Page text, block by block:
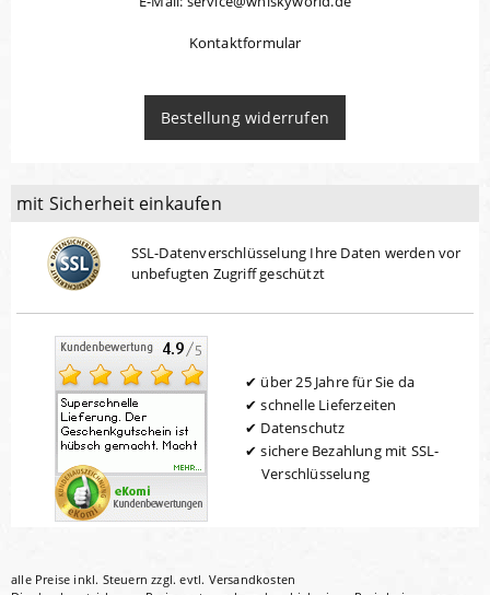
Kontaktformular
Bestellung widerrufen
mit Sicherheit einkaufen
SSL-Datenverschlüsselung Ihre Daten werden vor
unbefugten Zugriff geschützt
über 25 Jahre für Sie da
schnelle Lieferzeiten
Datenschutz
sichere Bezahlung mit SSL-
Verschlüsselung
alle Preise inkl. Steuern zzgl. evtl. Versandkosten